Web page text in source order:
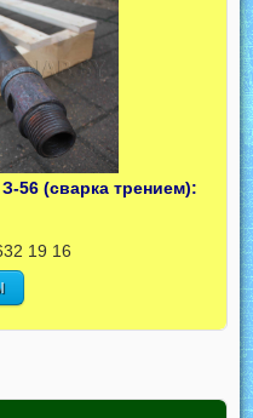
56 (сварка трением):
19 16